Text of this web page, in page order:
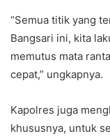
“Semua titik yang
Bangsari ini, kita
memutus mata
cepat,” ungkapnya.
Kapolres juga
khususnya, untuk